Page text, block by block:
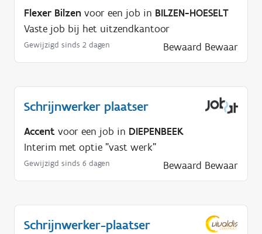
Flexer Bilzen voor een job in BILZEN-HOESELT
Vaste job bij het uitzendkantoor
Gewijzigd sinds 2 dagen Bewaard Bewaar
Schrijnwerker plaatser
Accent voor een job in DIEPENBEEK
Interim met optie "vast werk"
Gewijzigd sinds 6 dagen Bewaard Bewaar
Schrijnwerker-plaatser